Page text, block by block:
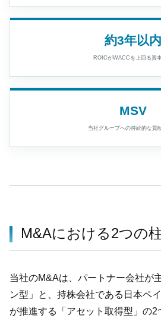
約3年以内
ROICがWACCを上回る資
MSV
当社グループへの持続的な貢
M&Aにおける2つの
当社のM&Aは、パートナー会社が
ン型」と、持株会社である日本ペ
が推進する「アセット取得型」の2